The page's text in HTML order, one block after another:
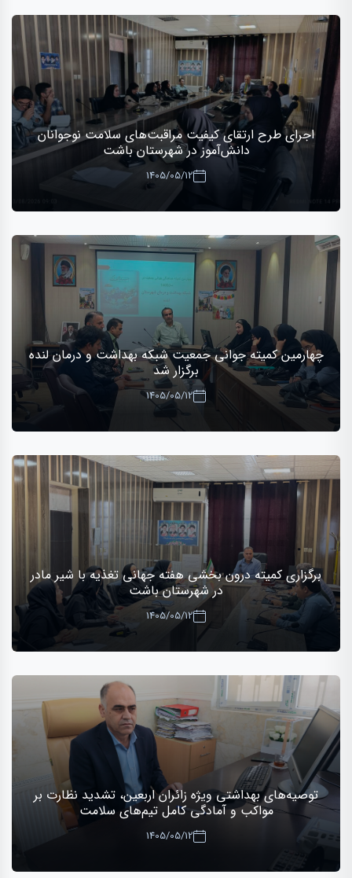
اجرای طرح ارتقای کیفیت مراقبت‌های سلامت نوجوانان
دانش‌آموز در شهرستان باشت
1405/05/12
چهارمین کمیته جوانی جمعیت شبکه بهداشت و درمان لنده
برگزار شد
1405/05/12
برگزاری کمیته درون بخشی هفته جهانی تغذیه با شیر مادر
در شهرستان باشت
1405/05/12
توصیه‌های بهداشتی ویژه زائران اربعین، تشدید نظارت بر
مواکب و آمادگی کامل تیم‌های سلامت
1405/05/12